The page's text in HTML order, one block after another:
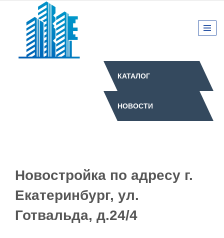
КАТАЛОГ
НОВОСТИ
Новостройка по адресу г.
Екатеринбург, ул.
Готвальда, д.24/4